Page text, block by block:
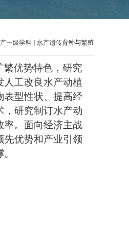
一级学科 水产遗传育种与繁殖
优势特色，研究
人工改良水产动植
表型性状、提高经
，研究制订水产动
率。面向经济主战
先优势和产业引领